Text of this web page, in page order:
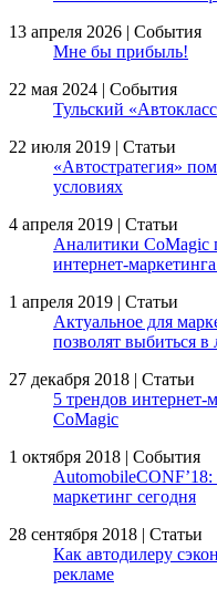
13 апреля 2026 | События
Мне бы прибыль!
22 мая 2024 | События
Тульский
22 июля 2019 | Статьи
«Автостратегия»
условиях
4 апреля 2019 | Статьи
Аналитики CoMagic
интернет-
1 апреля 2019 | Статьи
Актуальное для
позволят выбиться
27 декабря 2018 | Статьи
5 трендов интернет-
CoMagic
1 октября 2018 | События
маркетинг сегодня
28 сентября 2018 | Статьи
Как автодилеру
рекламе